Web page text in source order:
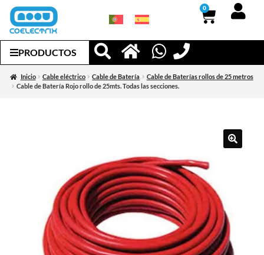
0
PRODUCTOS
Inicio Cable eléctrico Cable de Batería
Cable de Baterías rollos de 25 metros
Cable de Batería Rojo rollo de 25mts. Todas las secciones.